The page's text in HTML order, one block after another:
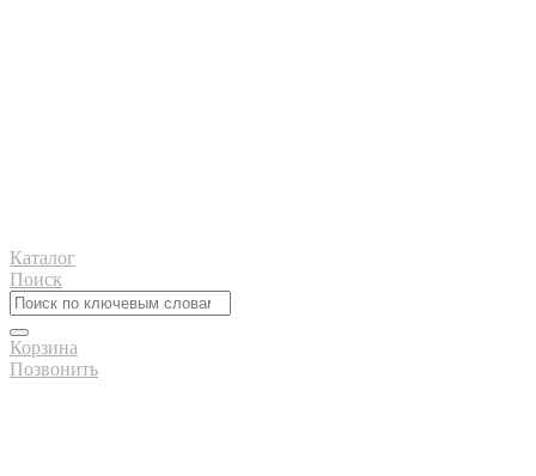
Каталог
Поиск
Корзина
Позвонить